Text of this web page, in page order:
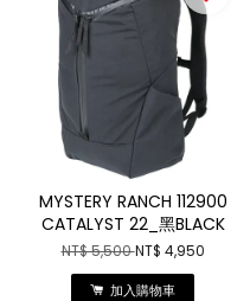
MYSTERY RANCH 112900
CATALYST 22_黑BLACK
NT$ 5,500NT$ 4,950
加入購物車